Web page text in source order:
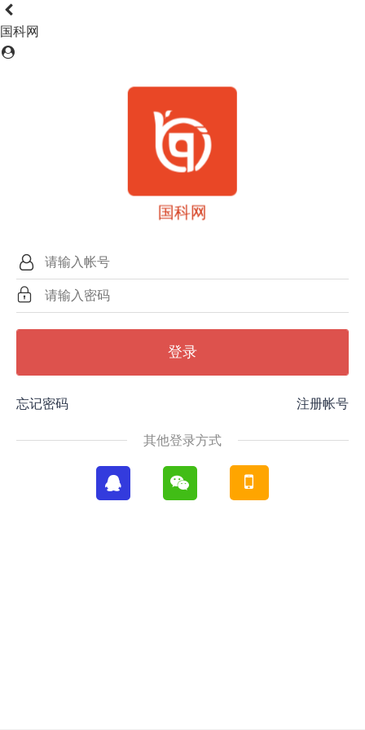
国科网
国科网
登录
忘记密码 注册帐号
其他登录方式